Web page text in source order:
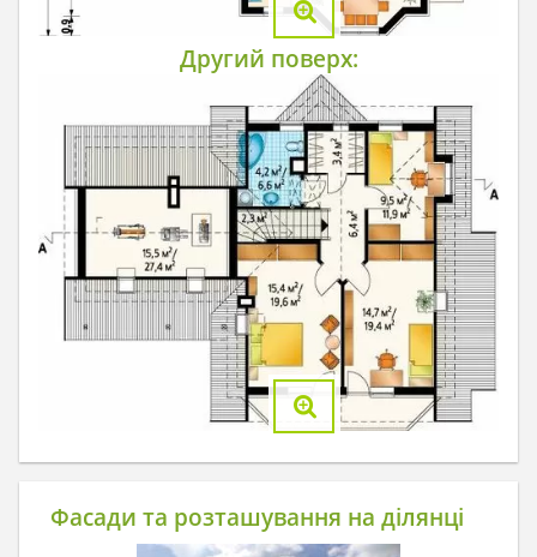
Другий поверх:
Фасади та розташування на ділянці